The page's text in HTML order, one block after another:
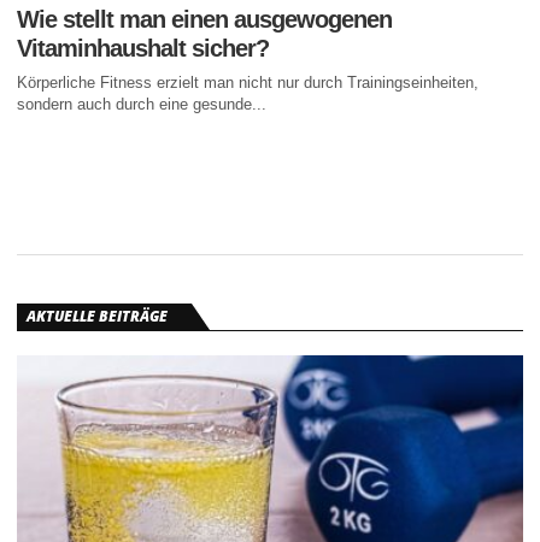
Wie stellt man einen ausgewogenen
Vitaminhaushalt sicher?
Körperliche Fitness erzielt man nicht nur durch Trainingseinheiten,
sondern auch durch eine gesunde...
AKTUELLE BEITRÄGE